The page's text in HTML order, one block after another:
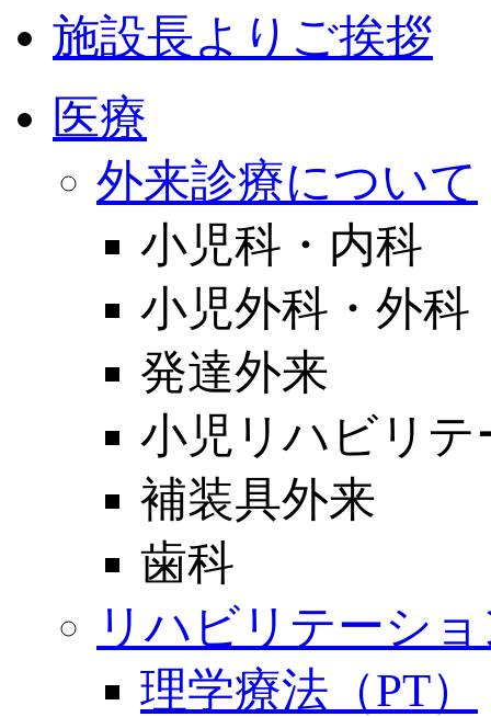
施設長よりご挨拶
医療
外来診療について
小児科・内科
小児外科・外科
発達外来
小児リハビリ
補装具外来
歯科
リハビリテーシ
理学療法（PT）